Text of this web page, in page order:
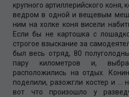
крупного артиллерийского коня,
ведром в одной и вещевым
ним на холке коня висели
Если бы не картошка с
строгое взыскание за
был весь отряд, 80
пару километров и,
расположились на отдых.
поделили, разожгли костер и …
вот что произошло у